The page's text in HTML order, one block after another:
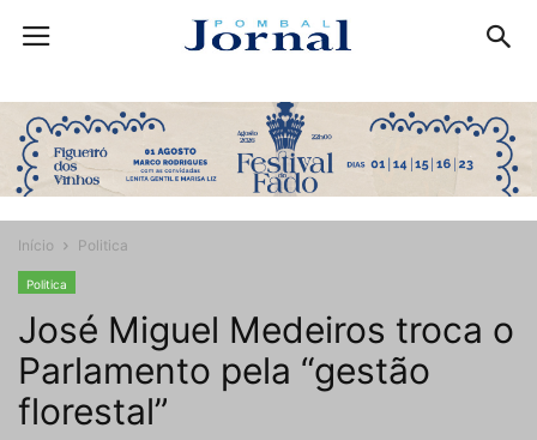
Início Politica
Politica
José Miguel Medeiros troca o
Parlamento pela “gestão
florestal”